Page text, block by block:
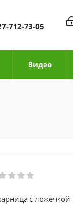
712-73-05
Видео
с